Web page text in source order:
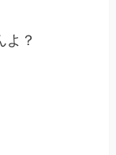
よ？